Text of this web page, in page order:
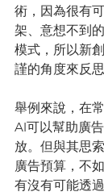
術，因為很有
架、意想不到
模式，所以新
謹的角度來反思
舉例來說，在
AI可以幫助廣
放。但與其思
廣告預算，不
有沒有可能透